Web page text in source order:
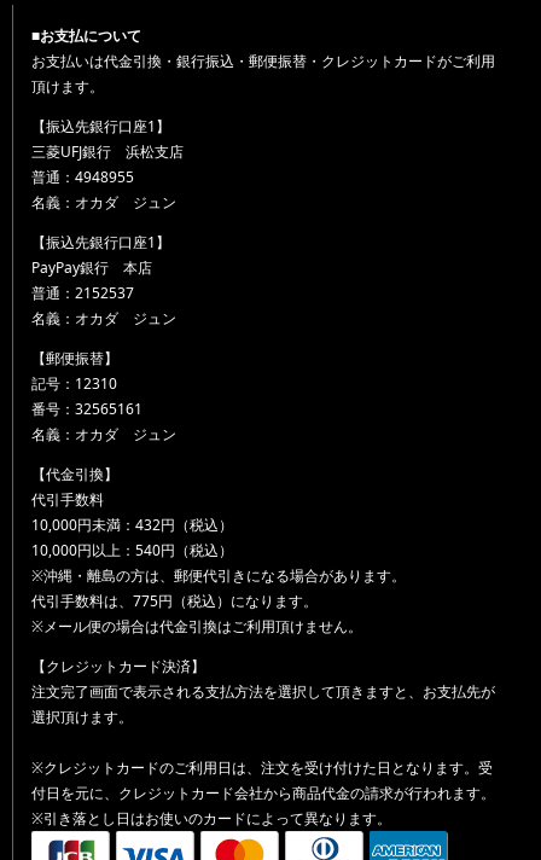
■お支払について
お支払いは代金引換・銀行振込・郵便振替・クレジットカードがご利用
頂けます。
【振込先銀行口座1】
三菱UFJ銀行 浜松支店
普通：4948955
名義：オカダ ジュン
【振込先銀行口座1】
PayPay銀行 本店
普通：2152537
名義：オカダ ジュン
【郵便振替】
記号：12310
番号：32565161
名義：オカダ ジュン
【代金引換】
代引手数料
10,000円未満：432円（税込）
10,000円以上：540円（税込）
※沖縄・離島の方は、郵便代引きになる場合があります。
代引手数料は、775円（税込）になります。
※メール便の場合は代金引換はご利用頂けません。
【クレジットカード決済】
注文完了画面で表示される支払方法を選択して頂きますと、お支払先が
選択頂けます。
※クレジットカードのご利用日は、注文を受け付けた日となります。受
付日を元に、クレジットカード会社から商品代金の請求が行われます。
※引き落とし日はお使いのカードによって異なります。